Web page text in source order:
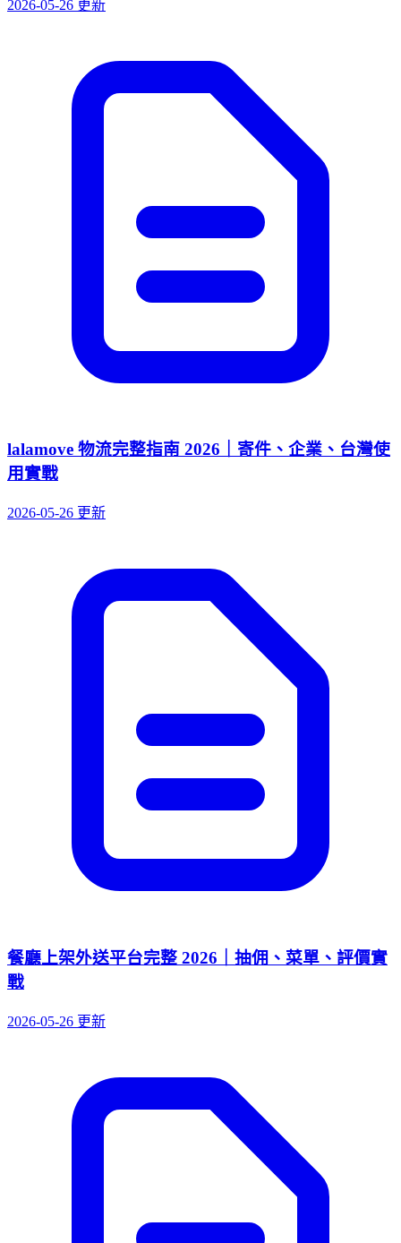
2026-05-26 更新
lalamove 物流完整指南 2026｜寄件、企業、台灣使
用實戰
2026-05-26 更新
餐廳上架外送平台完整 2026｜抽佣、菜單、評價實
戰
2026-05-26 更新